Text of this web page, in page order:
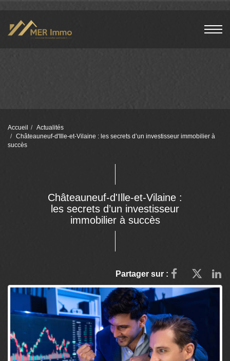
Accueil
Actualités
Châteauneuf-d'Ille-et-Vilaine : les secrets d’un investisseur immobilier à
succès
Châteauneuf-d'Ille-et-Vilaine :
les secrets d’un investisseur
immobilier à succès
Partager sur :